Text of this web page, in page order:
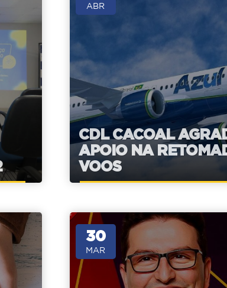
ABR
CDL CACOAL
APOIO NA
VOOS
30
MAR